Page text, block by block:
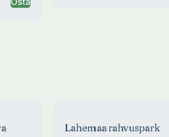
Lahemaa rahvuspark